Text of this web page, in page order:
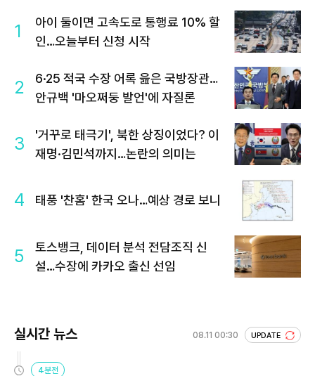
1
아이 둘이면 고속도로 통행료 10% 할
인…오늘부터 신청 시작
2
6·25 적국 수장 어록 읊은 국방장관…
안규백 '마오쩌둥 발언'에 자질론
3
'거꾸로 태극기', 북한 상징이었다? 이
재명·김민석까지…논란의 의미는
4 태풍 '찬홈' 한국 오나…예상 경로 보니
5
토스뱅크, 데이터 분석 전담조직 신
설…수장에 카카오 출신 선임
실시간 뉴스 08.11 00:30 UPDATE
4분전